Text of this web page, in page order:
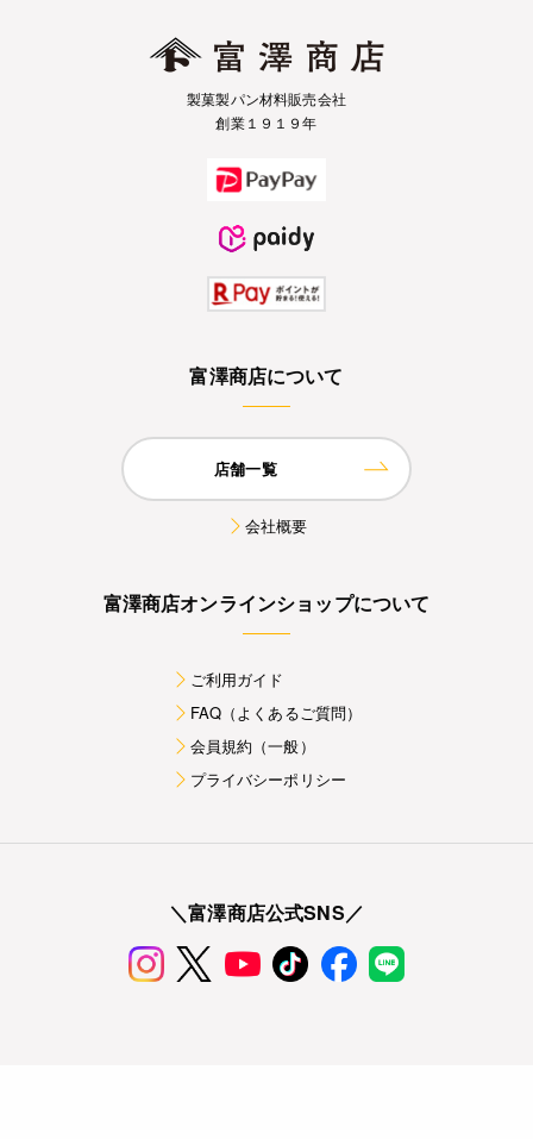
製菓製パン材料販売会社
創業１９１９年
富澤商店について
店舗一覧
会社概要
富澤商店オンラインショップについて
ご利用ガイド
FAQ（よくあるご質問）
会員規約（一般）
プライバシーポリシー
＼富澤商店公式SNS／